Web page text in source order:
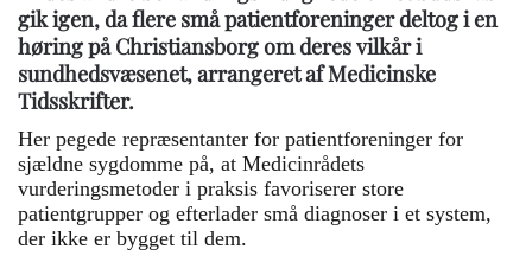
gik igen, da flere små patientforeninger deltog i en
høring på Christiansborg om deres vilkår i
sundhedsvæsenet, arrangeret af Medicinske
Tidsskrifter.
Her pegede repræsentanter for patientforeninger for
sjældne sygdomme på, at Medicinrådets
vurderingsmetoder i praksis favoriserer store
patientgrupper og efterlader små diagnoser i et system,
der ikke er bygget til dem.